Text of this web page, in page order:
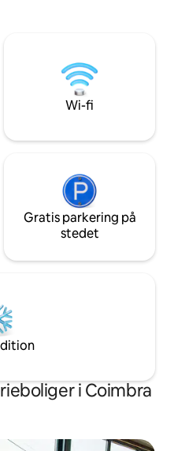
til afslappende
foråret og
året rundt.
Wi-fi
Gratis parkering på
stedet
i Coimbra